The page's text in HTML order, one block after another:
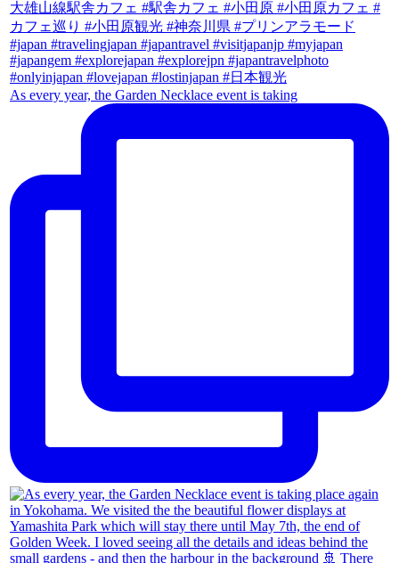
As every year, the Garden Necklace event is taking